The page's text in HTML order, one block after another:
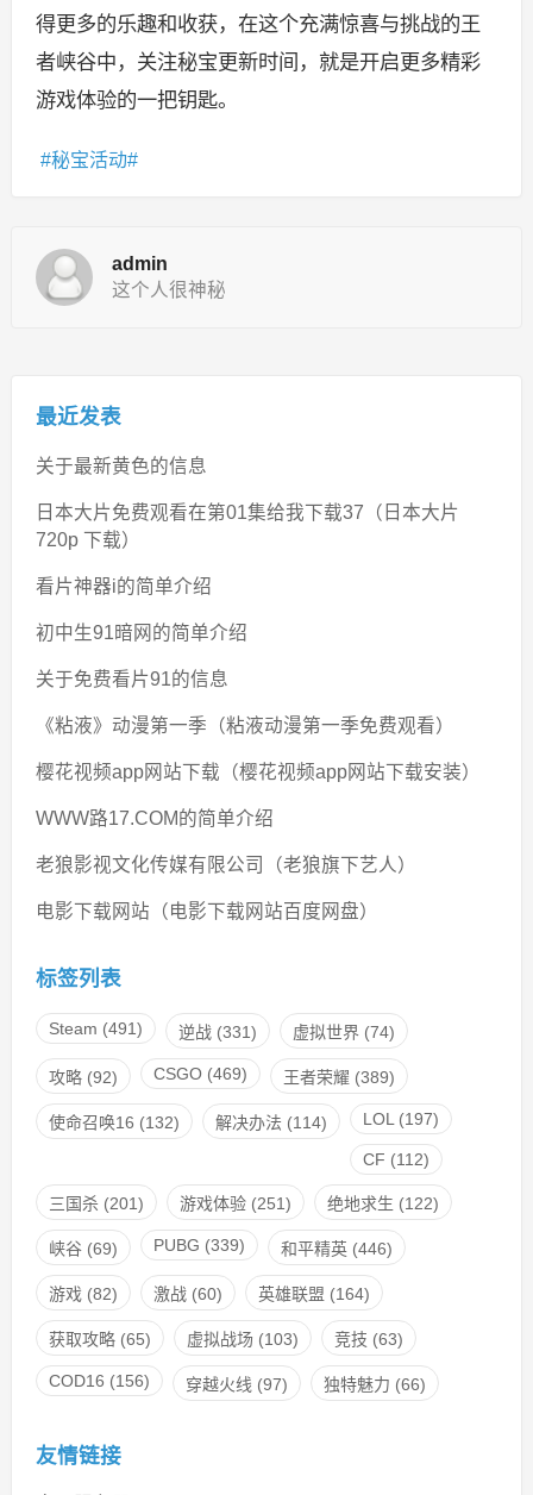
得更多的乐趣和收获，在这个充满惊喜与挑战的王
者峡谷中，关注秘宝更新时间，就是开启更多精彩
游戏体验的一把钥匙。
秘宝活动
admin
这个人很神秘
最近发表
关于最新黄色的信息
日本大片免费观看在第01集给我下载37（日本大片
720p 下载）
看片神器i的简单介绍
初中生91暗网的简单介绍
关于免费看片91的信息
《粘液》动漫第一季（粘液动漫第一季免费观看）
樱花视频app网站下载（樱花视频app网站下载安装）
WWW路17.COM的简单介绍
老狼影视文化传媒有限公司（老狼旗下艺人）
电影下载网站（电影下载网站百度网盘）
标签列表
Steam (491) 逆战(331) 虚拟世界(74)
攻略(92) CSGO(469) 王者荣耀 (389)
使命召唤16 (132) 解决办法 (114) LOL (197)
CF (112)
三国杀(201) 游戏体验(251) 绝地求生 (122)
峡谷(69) PUBG (339) 和平精英(446)
游戏 (82) 激战(60) 英雄联盟 (164)
获取攻略(65) 虚拟战场 (103) 竞技 (63)
COD16 (156) 穿越火线 (97) 独特魅力 (66)
友情链接